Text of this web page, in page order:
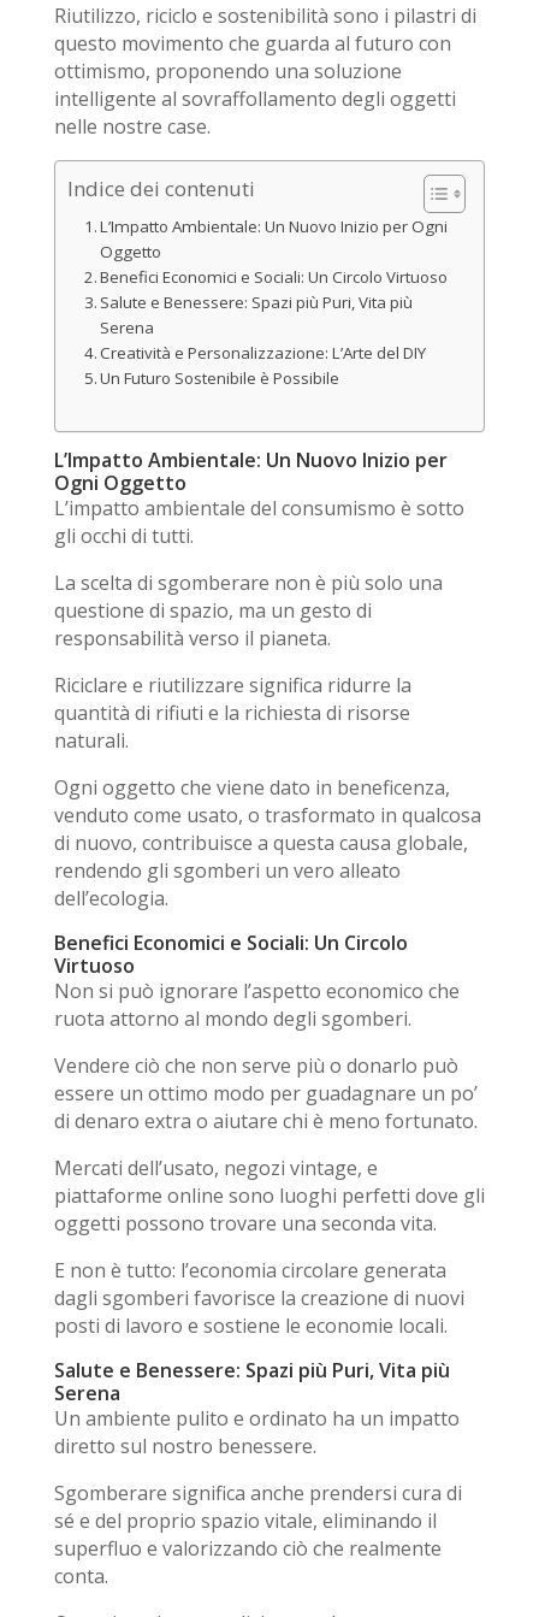
Riutilizzo, riciclo e sostenibilità sono i pilastri di
questo movimento che guarda al futuro con
ottimismo, proponendo una soluzione
intelligente al sovraffollamento degli oggetti
nelle nostre case.
Indice dei contenuti
L’Impatto Ambientale: Un Nuovo Inizio per Ogni
Oggetto
Benefici Economici e Sociali: Un Circolo Virtuoso
Salute e Benessere: Spazi più Puri, Vita più
Serena
Creatività e Personalizzazione: L’Arte del DIY
Un Futuro Sostenibile è Possibile
L’Impatto Ambientale: Un Nuovo Inizio per
Ogni Oggetto
L’impatto ambientale del consumismo è sotto
gli occhi di tutti.
La scelta di sgomberare non è più solo una
questione di spazio, ma un gesto di
responsabilità verso il pianeta.
Riciclare e riutilizzare significa ridurre la
quantità di rifiuti e la richiesta di risorse
naturali.
Ogni oggetto che viene dato in beneficenza,
venduto come usato, o trasformato in qualcosa
di nuovo, contribuisce a questa causa globale,
rendendo gli sgomberi un vero alleato
dell’ecologia.
Benefici Economici e Sociali: Un Circolo
Virtuoso
Non si può ignorare l’aspetto economico che
ruota attorno al mondo degli sgomberi.
Vendere ciò che non serve più o donarlo può
essere un ottimo modo per guadagnare un po’
di denaro extra o aiutare chi è meno fortunato.
Mercati dell’usato, negozi vintage, e
piattaforme online sono luoghi perfetti dove gli
oggetti possono trovare una seconda vita.
E non è tutto: l’economia circolare generata
dagli sgomberi favorisce la creazione di nuovi
posti di lavoro e sostiene le economie locali.
Salute e Benessere: Spazi più Puri, Vita più
Serena
Un ambiente pulito e ordinato ha un impatto
diretto sul nostro benessere.
Sgomberare significa anche prendersi cura di
sé e del proprio spazio vitale, eliminando il
superfluo e valorizzando ciò che realmente
conta.